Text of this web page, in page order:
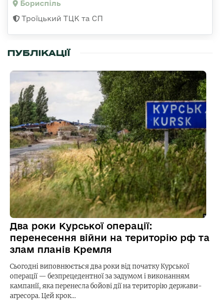
Бориспіль
Троїцький ТЦК та СП
ПУБЛІКАЦІЇ
Два роки Курської операції:
перенесення війни на територію рф та
злам планів Кремля
Сьогодні виповнюється два роки від початку Курської
операції — безпрецедентної за задумом і виконанням
кампанії, яка перенесла бойові дії на територію держави-
агресора. Цей крок…